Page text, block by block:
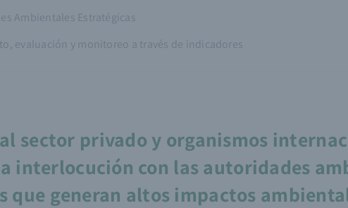
Ambientales Estratégicas
evaluación y monitoreo a través de indicadores
sector privado y organismos
interlocución con las autoridades
que generan altos impactos